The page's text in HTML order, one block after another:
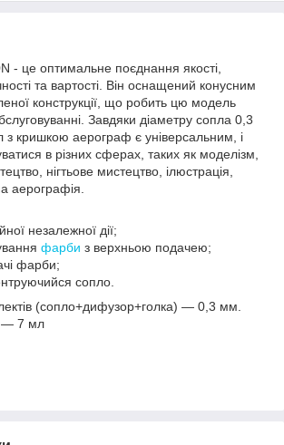
- це оптимальне поєднання якості,
та вартості. Він оснащений конусним
конструкції, що робить цю модель
Завдяки діаметру сопла 0,3
з кришкою аерограф є універсальним, і
в різних сферах, таких як моделізм,
нігтьове мистецтво, ілюстрація,
аерографія.
незалежної дії;
фарби з верхньою подачею;
фарби;
сопло.
(сопло+дифузор+голка) — 0,3 мм.
— 7 мл